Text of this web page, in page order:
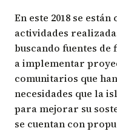
En este 2018 se
actividades
buscando fuentes
a implementar
comunitarios que
necesidades que la
para mejorar su
se cuentan con